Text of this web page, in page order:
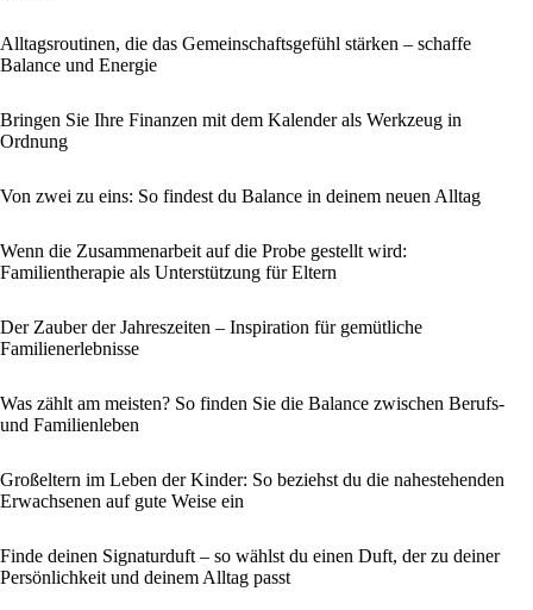
Alltagsroutinen, die das Gemeinschaftsgefühl stärken – schaffe
Balance und Energie
Bringen Sie Ihre Finanzen mit dem Kalender als Werkzeug in
Ordnung
Von zwei zu eins: So findest du Balance in deinem neuen Alltag
Wenn die Zusammenarbeit auf die Probe gestellt wird:
Familientherapie als Unterstützung für Eltern
Der Zauber der Jahreszeiten – Inspiration für gemütliche
Familienerlebnisse
Was zählt am meisten? So finden Sie die Balance zwischen Berufs-
und Familienleben
Großeltern im Leben der Kinder: So beziehst du die nahestehenden
Erwachsenen auf gute Weise ein
Finde deinen Signaturduft – so wählst du einen Duft, der zu deiner
Persönlichkeit und deinem Alltag passt